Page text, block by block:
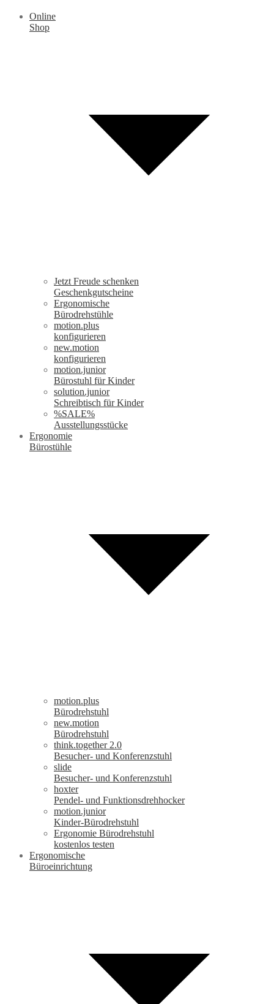
Online
Shop
Jetzt Freude schenken
Geschenkgutscheine
Ergonomische
Bürodrehstühle
motion.plus
konfigurieren
new.motion
konfigurieren
motion.junior
Bürostuhl für Kinder
solution.junior
Schreibtisch für Kinder
%SALE%
Ausstellungsstücke
Ergonomie
Bürostühle
motion.plus
Bürodrehstuhl
new.motion
Bürodrehstuhl
think.together 2.0
Besucher- und Konferenzstuhl
slide
Besucher- und Konferenzstuhl
hoxter
Pendel- und Funktionsdrehhocker
motion.junior
Kinder-Bürodrehstuhl
Ergonomie Bürodrehstuhl
kostenlos testen
Ergonomische
Büroeinrichtung